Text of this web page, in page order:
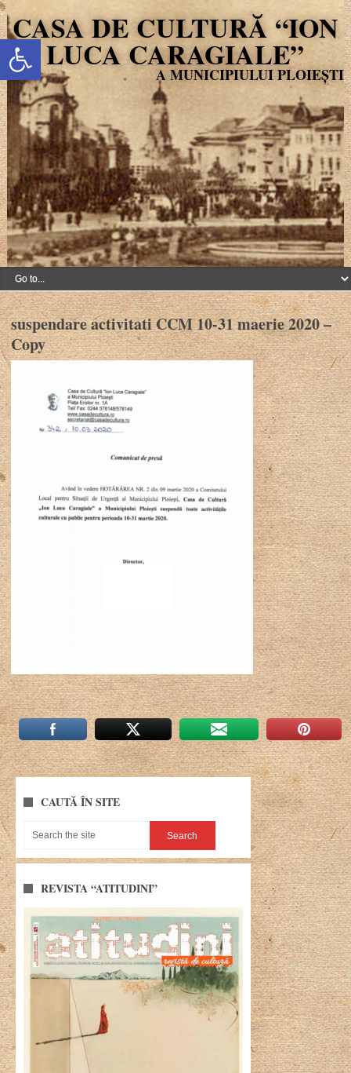
Deschide bara de unelte
CASA DE CULTURĂ “ION
LUCA CARAGIALE”
suspendare activitati CCM 10-31 maerie 2020 –
Copy
CAUTĂ ÎN SITE
REVISTA “ATITUDINI”